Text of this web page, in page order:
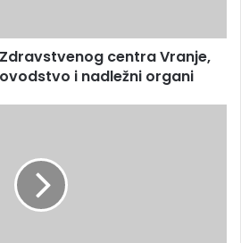
centra Vranje,
i nadležni organi